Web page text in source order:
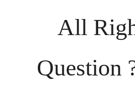
All
Question